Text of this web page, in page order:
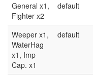
General x1,
Fighter x2
default
Weeper x1,
WaterHag
x1, Imp
Cap. x1
default